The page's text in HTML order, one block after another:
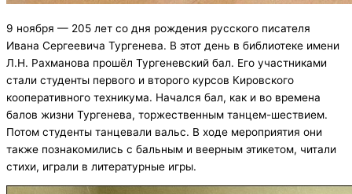
9 ноября — 205 лет со дня рождения русского писателя
Ивана Сергеевича Тургенева. В этот день в библиотеке имени
Л.Н. Рахманова прошёл Тургеневский бал. Его участниками
стали студенты первого и второго курсов Кировского
кооперативного техникума. Начался бал, как и во времена
балов жизни Тургенева, торжественным танцем-шествием.
Потом студенты танцевали вальс. В ходе мероприятия они
также познакомились с бальным и веерным этикетом, читали
стихи, играли в литературные игры.